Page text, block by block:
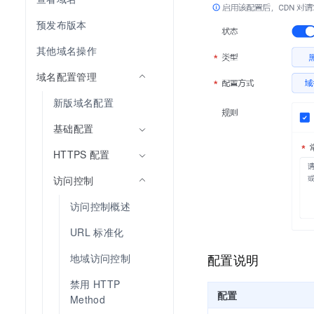
预发布版本
其他域名操作
域名配置管理
新版域名配置
基础配置
HTTPS 配置
访问控制
访问控制概述
URL 标准化
地域访问控制
禁用 HTTP
Method
配置说明
配置